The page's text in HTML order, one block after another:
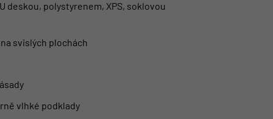
deskou, polystyrenem, XPS, soklovou
svislých plochách
vlhké podklady